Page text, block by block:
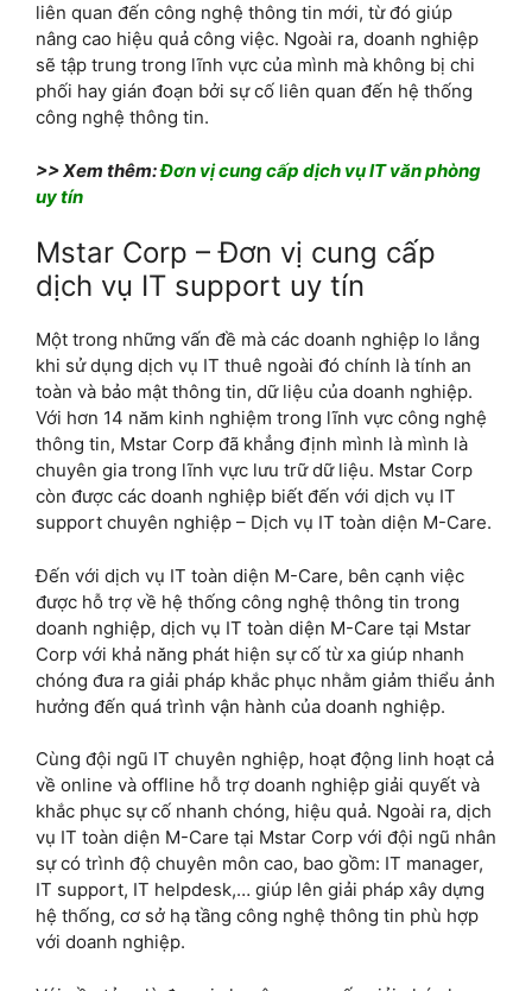
liên quan đến công nghệ thông tin mới, từ đó giúp
nâng cao hiệu quả công việc. Ngoài ra, doanh nghiệp
sẽ tập trung trong lĩnh vực của mình mà không bị chi
phối hay gián đoạn bởi sự cố liên quan đến hệ thống
công nghệ thông tin.
>> Xem thêm:Đơn vị cung cấp dịch vụ IT văn phòng
uy tín
Mstar Corp – Đơn vị cung cấp
dịch vụ IT support uy tín
Một trong những vấn đề mà các doanh nghiệp lo lắng
khi sử dụng dịch vụ IT thuê ngoài đó chính là tính an
toàn và bảo mật thông tin, dữ liệu của doanh nghiệp.
Với hơn 14 năm kinh nghiệm trong lĩnh vực công nghệ
thông tin, Mstar Corp đã khẳng định mình là mình là
chuyên gia trong lĩnh vực lưu trữ dữ liệu. Mstar Corp
còn được các doanh nghiệp biết đến với dịch vụ IT
support chuyên nghiệp – Dịch vụ IT toàn diện M-Care.
Đến với dịch vụ IT toàn diện M-Care, bên cạnh việc
được hỗ trợ về hệ thống công nghệ thông tin trong
doanh nghiệp, dịch vụ IT toàn diện M-Care tại Mstar
Corp với khả năng phát hiện sự cố từ xa giúp nhanh
chóng đưa ra giải pháp khắc phục nhằm giảm thiểu ảnh
hưởng đến quá trình vận hành của doanh nghiệp.
Cùng đội ngũ IT chuyên nghiệp, hoạt động linh hoạt cả
về online và offline hỗ trợ doanh nghiệp giải quyết và
khắc phục sự cố nhanh chóng, hiệu quả. Ngoài ra, dịch
vụ IT toàn diện M-Care tại Mstar Corp với đội ngũ nhân
sự có trình độ chuyên môn cao, bao gồm: IT manager,
IT support, IT helpdesk,… giúp lên giải pháp xây dựng
hệ thống, cơ sở hạ tầng công nghệ thông tin phù hợp
với doanh nghiệp.